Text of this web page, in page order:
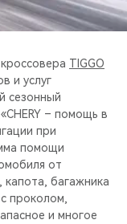
TIGGO
и услуг
сезонный
– помощь в
при
помощи
от
багажника
проколом,
и многое